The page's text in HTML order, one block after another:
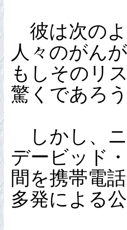
彼は次のよ
人々のがん
もしそのリ
驚くであろう
しかし、ニ
デービッド
間を携帯電
多発による